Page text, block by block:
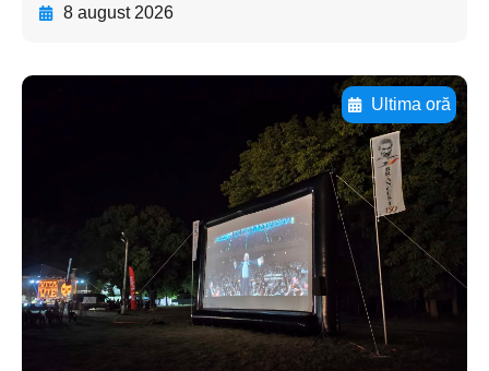
8 august 2026
Ultima oră
Adaugă aici textul pentru
subtitluAdaugă aici
textul pentru
subtitluAdaugă aici
textul pentru
subtitluAdaugă aici
textul pentru subti